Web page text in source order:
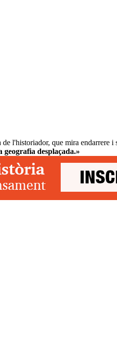
l'historiador, que mira endarrere
geografia desplaçada.»